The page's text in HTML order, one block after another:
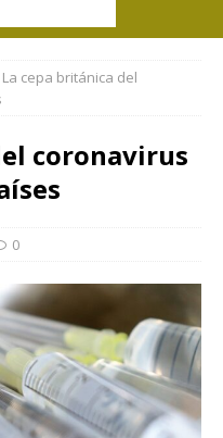
La cepa británica del
coronavirus
0